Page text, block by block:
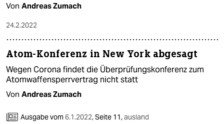
Von Andreas Zumach
24.2.2022
Atom-Konferenz in New York abgesagt
Wegen Corona findet die Überprüfungskonferenz zum
Atomwaffensperrvertrag nicht statt
Von Andreas Zumach
Ausgabe vom6.1.2022,Seite 11,ausland